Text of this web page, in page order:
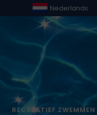
Nederlands
RECREATIEF ZWEMMEN